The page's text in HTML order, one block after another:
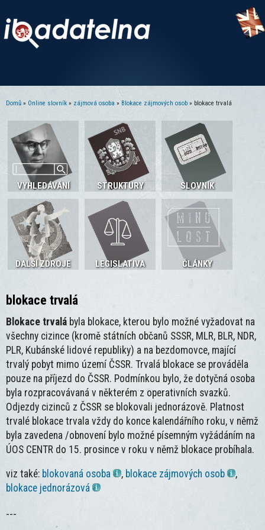
Domů » Online slovník » zájmová osoba » Blokace zájmových osob » blokace trvalá
VYHLEDÁVÁNÍ STRUKTURY SLOVNÍK
DALŠÍ ZDROJE LEGISLATIVA ČLÁNKY
blokace trvalá
Blokace trvalá byla blokace, kterou bylo možné vyžadovat na
všechny cizince (kromě státních občanů SSSR, MLR, BLR, NDR,
PLR, Kubánské lidové republiky) a na bezdomovce, mající
trvalý pobyt mimo území ČSSR. Trvalá blokace se prováděla
pouze na příjezd do ČSSR. Podmínkou bylo, že dotyčná osoba
byla rozpracovávaná v některém z operativních svazků.
Odjezdy cizinců z ČSSR se blokovali jednorázově. Platnost
trvalé blokace trvala vždy do konce kalendářního roku, v němž
byla zavedena /obnovení bylo možné písemným vyžádáním na
ÚOS CENTR do 15. prosince v roku v němž blokace probíhala.
viz také: blokovaná osoba , blokace zájmových osob
,
blokace jednorázová
---